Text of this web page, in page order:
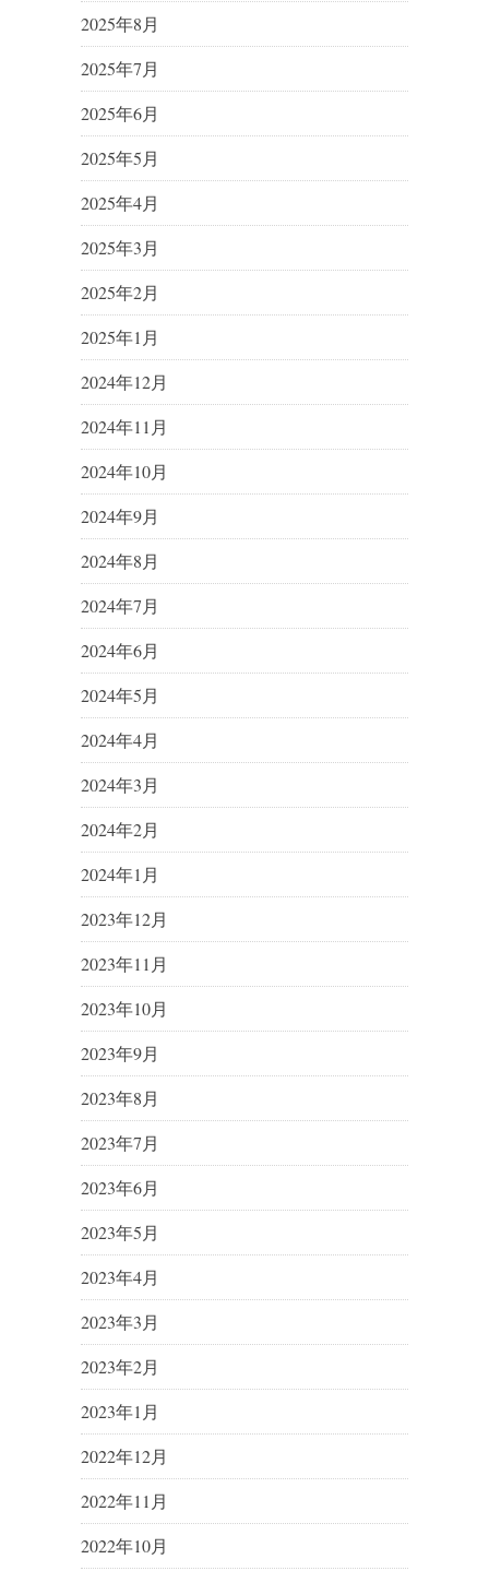
2025年8月
2025年7月
2025年6月
2025年5月
2025年4月
2025年3月
2025年2月
2025年1月
2024年12月
2024年11月
2024年10月
2024年9月
2024年8月
2024年7月
2024年6月
2024年5月
2024年4月
2024年3月
2024年2月
2024年1月
2023年12月
2023年11月
2023年10月
2023年9月
2023年8月
2023年7月
2023年6月
2023年5月
2023年4月
2023年3月
2023年2月
2023年1月
2022年12月
2022年11月
2022年10月